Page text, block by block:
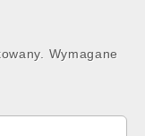
Wymagane